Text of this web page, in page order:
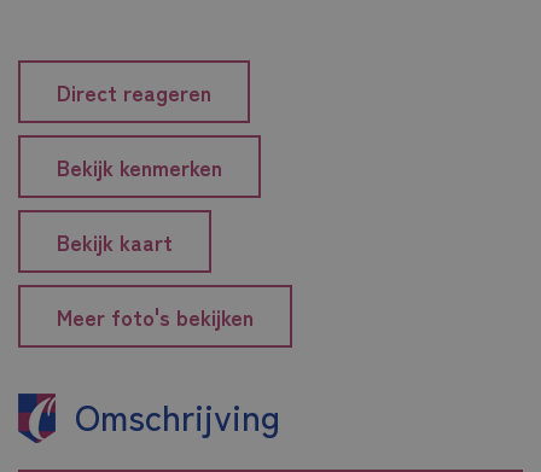
Direct reageren
Bekijk kenmerken
Bekijk kaart
Meer foto's bekijken
Omschrijving